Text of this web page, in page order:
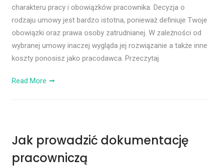
charakteru pracy i obowiązków pracownika. Decyzja o
rodzaju umowy jest bardzo istotna, ponieważ definiuje Twoje
obowiązki oraz prawa osoby zatrudnianej. W zależności od
wybranej umowy inaczej wygląda jej rozwiązanie a także inne
koszty ponosisz jako pracodawca. Przeczytaj
Read More
Jak prowadzić dokumentację
pracowniczą